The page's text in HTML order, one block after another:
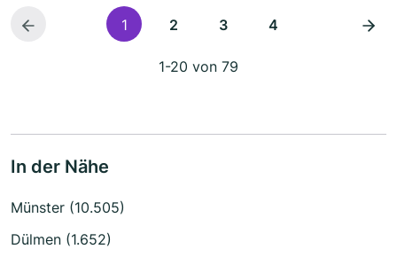
1 2 3 4
1-20 von 79
In der Nähe
Münster (10.505)
Dülmen (1.652)